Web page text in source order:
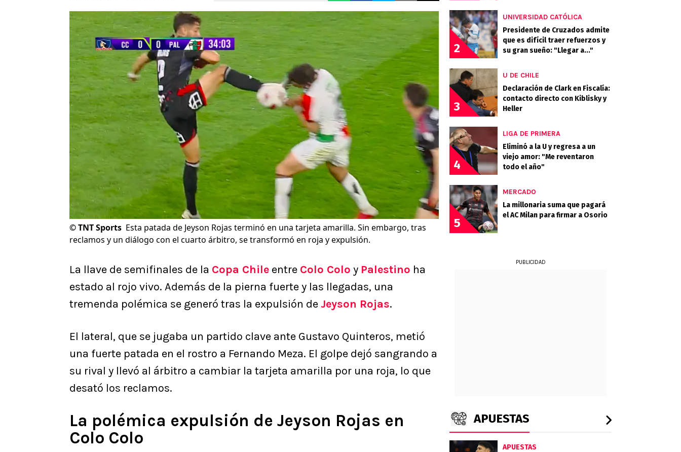
©TNT Sports Esta patada de Jeyson Rojas terminó en una tarjeta amarilla. Sin embargo, tras
reclamos y un diálogo con el cuarto árbitro, se transformó en roja y expulsión.
La llave de semifinales de la Copa Chile entre Colo Colo y Palestino ha
estado al rojo vivo. Además de la pierna fuerte y las llegadas, una
tremenda polémica se generó tras la expulsión de Jeyson Rojas.
El lateral, que se jugaba un partido clave ante Gustavo Quinteros, metió
una fuerte patada en el rostro a Fernando Meza. El golpe dejó sangrando a
su rival y llevó al árbitro a cambiar la tarjeta amarilla por una roja, lo que
desató los reclamos.
La polémica expulsión de Jeyson Rojas en
Colo Colo
2
UNIVERSIDAD CATÓLICA
Presidente de Cruzados admite
que es difícil traer refuerzos y
su gran sueño: "Llegar a..."
3
U DE CHILE
Declaración de Clark en Fiscalía:
contacto directo con Kiblisky y
Heller
4
LIGA DE PRIMERA
Eliminó a la U y regresa a un
viejo amor: "Me reventaron
todo el año"
5
MERCADO
La millonaria suma que pagará
el AC Milan para firmar a Osorio
PUBLICIDAD
APUESTAS
APUESTAS